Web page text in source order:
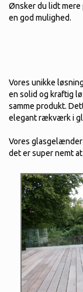
Ønsker du lidt mere
en god mulighed.
Vores unikke
en solid og kraftig
samme produkt.
elegant rækværk i
Vores glasgelænder
det er super nemt